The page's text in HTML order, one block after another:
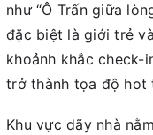
như “Ô Trấn giữa
đặc biệt là giới trẻ
khoảnh khắc check-
trở thành tọa độ hot
Khu vực dãy nhà